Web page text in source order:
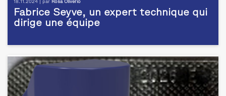
18.11.2024 | par Rosa Oliverio
Fabrice Seyve, un expert technique qui
dirige une équipe